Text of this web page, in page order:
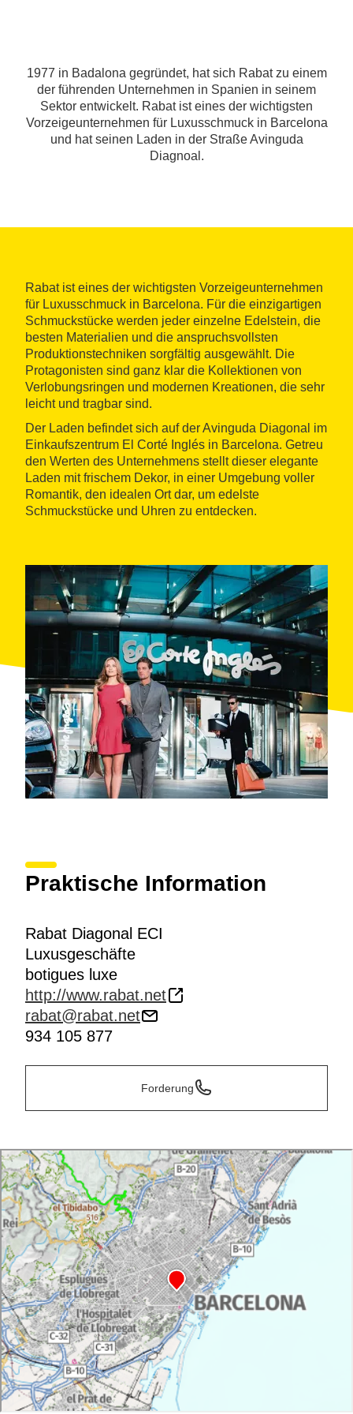
1977 in Badalona gegründet, hat sich Rabat zu einem
der führenden Unternehmen in Spanien in seinem
Sektor entwickelt. Rabat ist eines der wichtigsten
Vorzeigeunternehmen für Luxusschmuck in Barcelona
und hat seinen Laden in der Straße Avinguda
Diagnoal.
Rabat ist eines der wichtigsten Vorzeigeunternehmen
für Luxusschmuck in Barcelona. Für die einzigartigen
Schmuckstücke werden jeder einzelne Edelstein, die
besten Materialien und die anspruchsvollsten
Produktionstechniken sorgfältig ausgewählt. Die
Protagonisten sind ganz klar die Kollektionen von
Verlobungsringen und modernen Kreationen, die sehr
leicht und tragbar sind.
Der Laden befindet sich auf der Avinguda Diagonal im
Einkaufszentrum El Corté Inglés in Barcelona. Getreu
den Werten des Unternehmens stellt dieser elegante
Laden mit frischem Dekor, in einer Umgebung voller
Romantik, den idealen Ort dar, um edelste
Schmuckstücke und Uhren zu entdecken.
Praktische Information
Rabat Diagonal ECI
Luxusgeschäfte
botigues luxe
http://www.rabat.net
rabat@rabat.net
934 105 877
Forderung